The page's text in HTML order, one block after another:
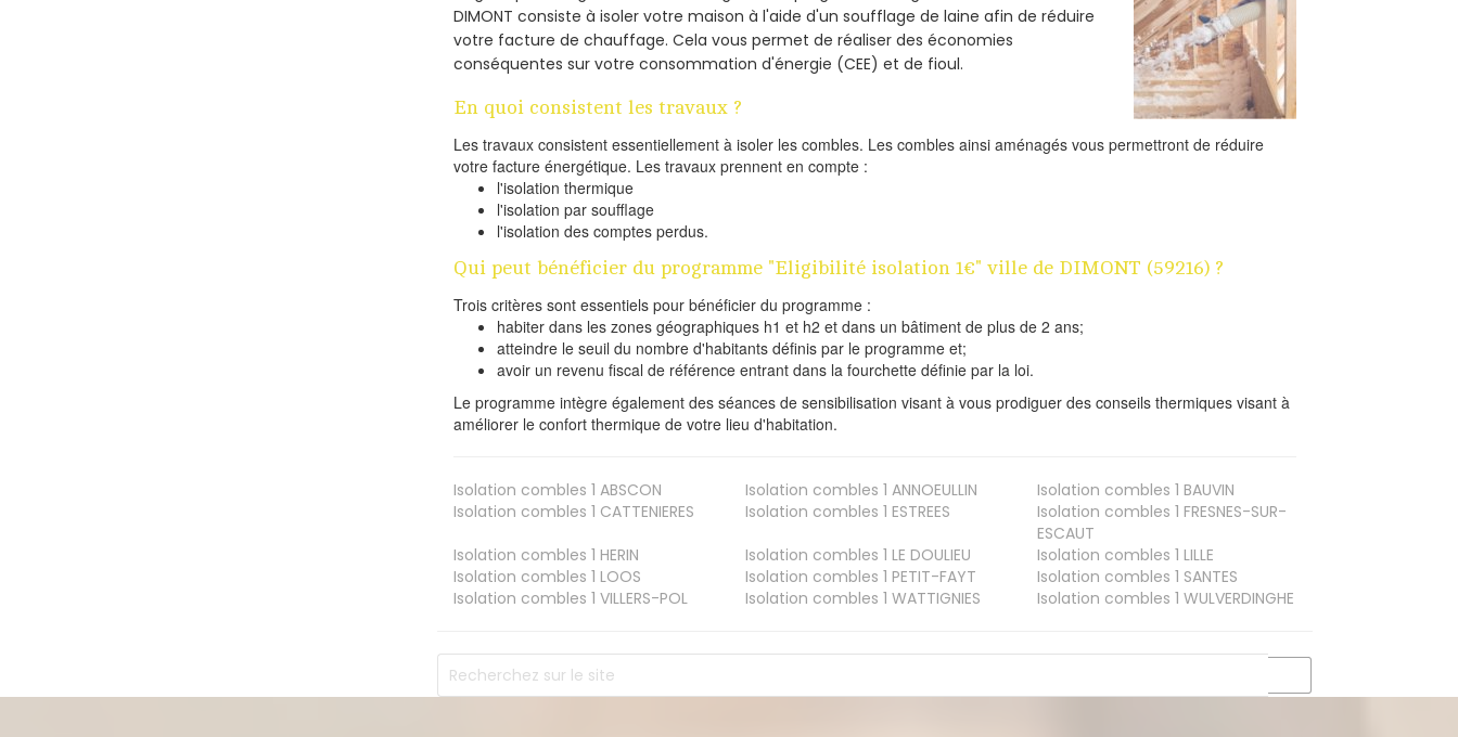
DIMONT consiste à isoler votre maison à l'aide d'un soufflage de laine afin de réduire
votre facture de chauffage. Cela vous permet de réaliser des économies
conséquentes sur votre consommation d'énergie (CEE) et de fioul.
En quoi consistent les travaux ?
Les travaux consistent essentiellement à isoler les combles. Les combles ainsi aménagés vous permettront de réduire
votre facture énergétique. Les travaux prennent en compte :
l'isolation thermique
l'isolation par soufflage
l'isolation des comptes perdus.
Qui peut bénéficier du programme "Eligibilité isolation 1€" ville de DIMONT (59216) ?
Trois critères sont essentiels pour bénéficier du programme :
habiter dans les zones géographiques h1 et h2 et dans un bâtiment de plus de 2 ans;
atteindre le seuil du nombre d'habitants définis par le programme et;
avoir un revenu fiscal de référence entrant dans la fourchette définie par la loi.
Le programme intègre également des séances de sensibilisation visant à vous prodiguer des conseils thermiques visant à
améliorer le confort thermique de votre lieu d'habitation.
Isolation combles 1 ABSCON Isolation combles 1 ANNOEULLIN Isolation combles 1 BAUVIN
Isolation combles 1 CATTENIERES Isolation combles 1 ESTREES Isolation combles 1 FRESNES-SUR-
ESCAUT
Isolation combles 1 HERIN Isolation combles 1 LE DOULIEU Isolation combles 1 LILLE
Isolation combles 1 LOOS Isolation combles 1 PETIT-FAYT Isolation combles 1 SANTES
Isolation combles 1 VILLERS-POL Isolation combles 1 WATTIGNIES Isolation combles 1 WULVERDINGHE